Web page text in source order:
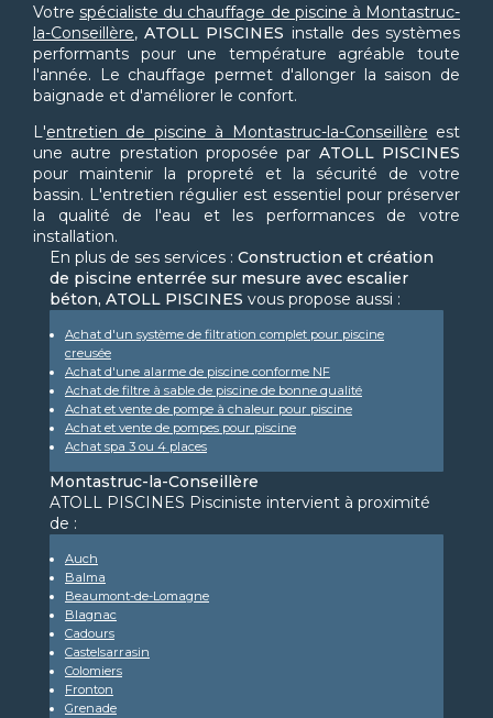
Votre spécialiste du chauffage de piscine à Montastruc-
la-Conseillère,ATOLL PISCINES installe des systèmes
performants pour une température agréable toute
l'année. Le chauffage permet d'allonger la saison de
baignade et d'améliorer le confort.
L'entretien de piscine à Montastruc-la-Conseillère est
une autre prestation proposée par ATOLL PISCINES
pour maintenir la propreté et la sécurité de votre
bassin. L'entretien régulier est essentiel pour préserver
la qualité de l'eau et les performances de votre
installation.
En plus de ses services : Construction et création
de piscine enterrée sur mesure avec escalier
béton, ATOLL PISCINES vous propose aussi :
Achat d'un système de filtration complet pour piscine
creusée
Achat d'une alarme de piscine conforme NF
Achat de filtre à sable de piscine de bonne qualité
Achat et vente de pompe à chaleur pour piscine
Achat et vente de pompes pour piscine
Achat spa 3 ou 4 places
Montastruc-la-Conseillère
ATOLL PISCINES Pisciniste intervient à proximité
de :
Auch
Balma
Beaumont-de-Lomagne
Blagnac
Cadours
Castelsarrasin
Colomiers
Fronton
Grenade